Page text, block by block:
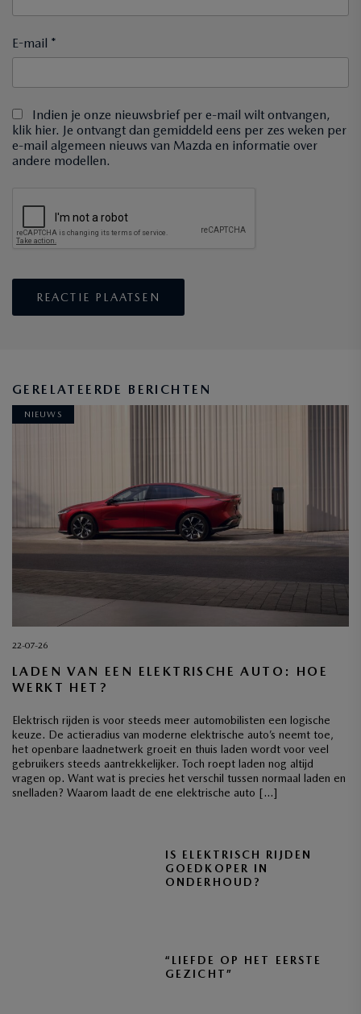
E-mail *
Indien je onze nieuwsbrief per e-mail wilt ontvangen,
klik hier. Je ontvangt dan gemiddeld eens per zes weken per
e-mail algemeen nieuws van Mazda en informatie over
andere modellen.
GERELATEERDE BERICHTEN
NIEUWS
22-07-26
LADEN VAN EEN ELEKTRISCHE AUTO: HOE
WERKT HET?
Elektrisch rijden is voor steeds meer automobilisten een logische
keuze. De actieradius van moderne elektrische auto’s neemt toe,
het openbare laadnetwerk groeit en thuis laden wordt voor veel
gebruikers steeds aantrekkelijker. Toch roept laden nog altijd
vragen op. Want wat is precies het verschil tussen normaal laden en
snelladen? Waarom laadt de ene elektrische auto […]
IS ELEKTRISCH RIJDEN
GOEDKOPER IN
ONDERHOUD?
“LIEFDE OP HET EERSTE
GEZICHT”